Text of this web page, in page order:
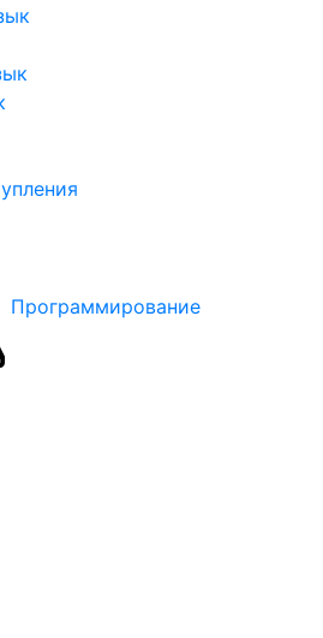
Программирование